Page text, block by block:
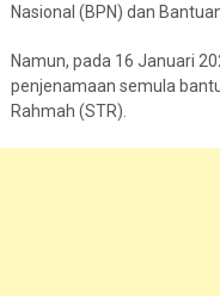
Nasional (BPN) dan
Namun, pada 16 Januari
penjenamaan semula
Rahmah (STR).